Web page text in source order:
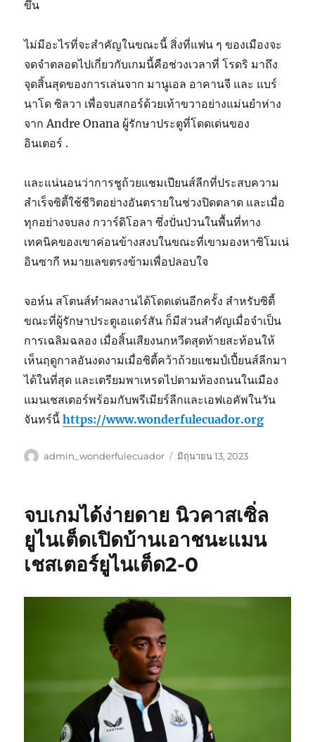
ขึ้น
ไม่มีอะไรที่จะสำคัญในขณะนี้ สิ่งที่แฟน ๆ ของเมืองจะ
จดจำตลอดไปเกี่ยวกับเกมนี้คือช่วงเวลาที่ โรดริ มาถึง
จุดสิ้นสุดของการเล่นจาก มานูเอล อาคานจี และ แบร์
นาโด ซิลวา เพื่อจบสกอร์ด้วยเท้าขวาอย่างแม่นยำห่าง
จาก Andre Onana ผู้รักษาประตูที่โดดเด่นของ
อินเตอร์ .
และแน่นอนว่าการชูถ้วยแชมเปียนส์ลีกที่ประสบความ
สำเร็จซิตี้ใช้ชีวิตอย่างอันตรายในช่วงปิดตลาด และเมื่อ
ทุกอย่างจบลง กวาร์ดิโอลา ซึ่งปั่นป่วนในพื้นที่ทาง
เทคนิคของเขาค่อนข้างสงบในขณะที่เขามองหาซิโมเน่
อินซากี หมายเลขตรงข้ามเพื่อปลอบใจ
จอห์น สโตนส์ทำผลงานได้โดดเด่นอีกครั้ง สำหรับซิตี้
ขณะที่ผู้รักษาประตูเอแดร์สัน ก็มีส่วนสำคัญเมื่อจำเป็น
การเฉลิมฉลอง เมื่อสิ้นเสียงนกหวีดสุดท้ายสะท้อนให้
เห็นฤดูกาลอันงดงามเมื่อซิตี้คว้าถ้วยแชมป์เปี้ยนส์ลีกมา
ได้ในที่สุด และเตรียมพาเหรดไปตามท้องถนนในเมือง
แมนเชสเตอร์พร้อมกับพรีเมียร์ลีกและเอฟเอคัพในวัน
จันทร์นี้https://www.wonderfulecuador.org
ผู้
admin_wonderfulecuador
เขียน
มิถุนายน 13, 2023
จบเกมได้ง่ายดาย นิวคาสเซิ่ล
ยูไนเต็ดเปิดบ้านเอาชนะแมน
เชสเตอร์ยูไนเต็ด2-0